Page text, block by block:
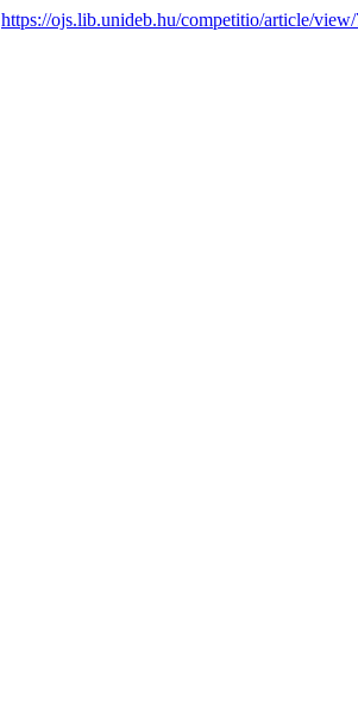
https://ojs.lib.unideb.hu/competitio/article/